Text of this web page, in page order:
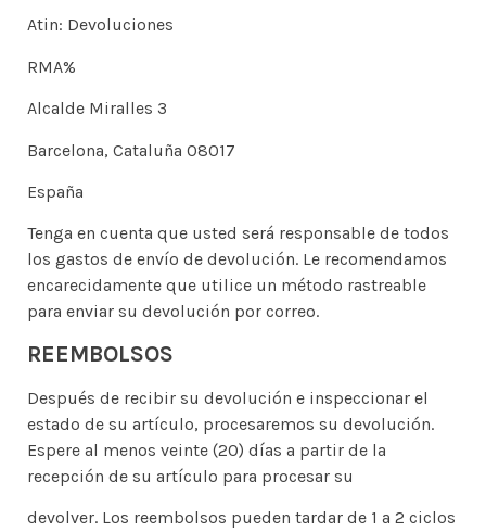
Atin: Devoluciones
RMA%
Alcalde Miralles 3
Barcelona, Cataluña 08017
España
Tenga en cuenta que usted será responsable de todos
los gastos de envío de devolución. Le recomendamos
encarecidamente que utilice un método rastreable
para enviar su devolución por correo.
REEMBOLSOS
Después de recibir su devolución e inspeccionar el
estado de su artículo, procesaremos su devolución.
Espere al menos veinte (20) días a partir de la
recepción de su artículo para procesar su
devolver. Los reembolsos pueden tardar de 1 a 2 ciclos